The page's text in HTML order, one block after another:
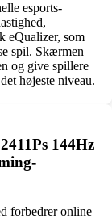
esports-
eQualizer, som
spil. Skærmen
og give spillere
højeste niveau.
144Hz
forbedrer online